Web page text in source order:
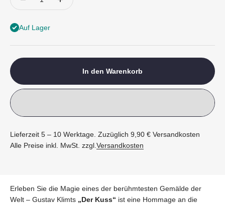
Auf Lager
In den Warenkorb
Lieferzeit 5 – 10 Werktage. Zuzüglich 9,90 € Versandkosten
Alle Preise inkl. MwSt. zzgl.Versandkosten
Erleben Sie die Magie eines der berühmtesten Gemälde der
Welt – Gustav Klimts „Der Kuss“ ist eine Hommage an die